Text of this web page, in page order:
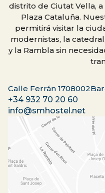
distrito de Ciutat Vella,
Plaza Cataluña.
permitirá visitar la
modernistas, la
y la Rambla sin
Calle Ferrán 1708002
+34 932 70 20 60
info@smhostel.net